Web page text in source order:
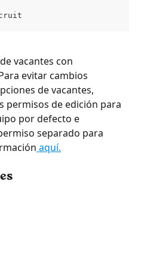
vacantes con
evitar cambios
de vacantes,
permisos de edición para
por defecto e
separado para
aquí.